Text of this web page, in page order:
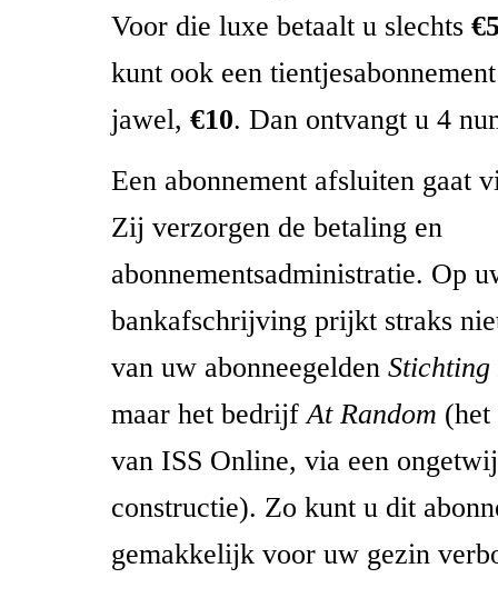
Voor die luxe betaalt u slechts
kunt ook een
jawel, €10. Dan ontvangt u 4
Een abonnement afsluiten gaat
Zij verzorgen de betaling en
abonnementsadministratie. Op
bankafschrijving prijkt straks
van uw abonneegelden
maar het bedrijfAt Random
van ISS Online, via een
constructie). Zo kunt u dit
gemakkelijk voor uw gezin